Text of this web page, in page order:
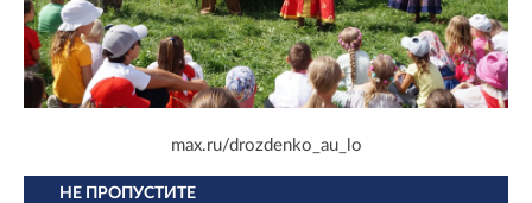
max.ru/drozdenko_au_lo
НЕ ПРОПУСТИТЕ